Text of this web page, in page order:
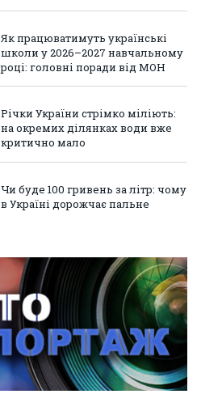
Як працюватимуть українські
школи у 2026–2027 навчальному
році: головні поради від МОН
Річки України стрімко міліють:
на окремих ділянках води вже
критично мало
Чи буде 100 гривень за літр: чому
в Україні дорожчає пальне